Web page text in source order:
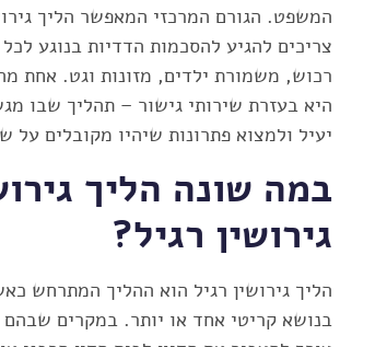
המשפט. הגורם המרכזי המאפשר הליך
צריכים להגיע להסכמות הדדיות בנוגע
רכוש, משמורת ילדים, מזונות וגט. אחת
היא בעזרת שירותי גישור – תהליך שבו
יעיל ולמצוא פתרונות שיהיו מקובלים על
במה שונה הליך
גירושין רגיל?
הליך גירושין רגיל הוא ההליך המתרחש
בנושא קריטי אחד או יותר. במקרים